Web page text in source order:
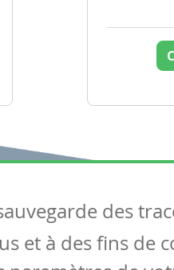
Articles
Tous les articles
Articles DYS
des
et à des fins de